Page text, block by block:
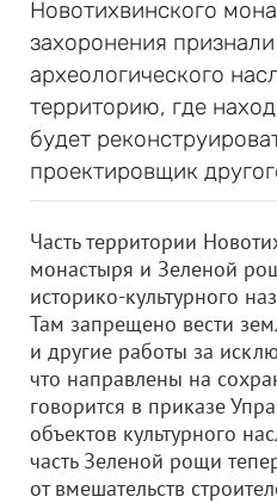
Новотихвинского
захоронения
археологического
территорию, где
будет
проектировщик
Часть территории
монастыря и Зеленой
историко-культурного
Там запрещено вести
и другие работы за
что направлены на
говорится в приказе
объектов культурного
часть Зеленой рощи
от вмешательств